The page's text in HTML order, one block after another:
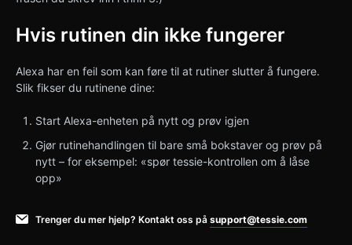
Hvis rutinen din ikke fungerer
Alexa har en feil som kan føre til at rutiner slutter å fungere.
Slik fikser du rutinene dine:
Start Alexa-enheten på nytt og prøv igjen
Gjør rutinehandlingen til bare små bokstaver og prøv på
nytt – for eksempel: «spør tessie-kontrollen om å låse
opp»
Trenger du mer hjelp? Kontakt oss på support@tessie.com